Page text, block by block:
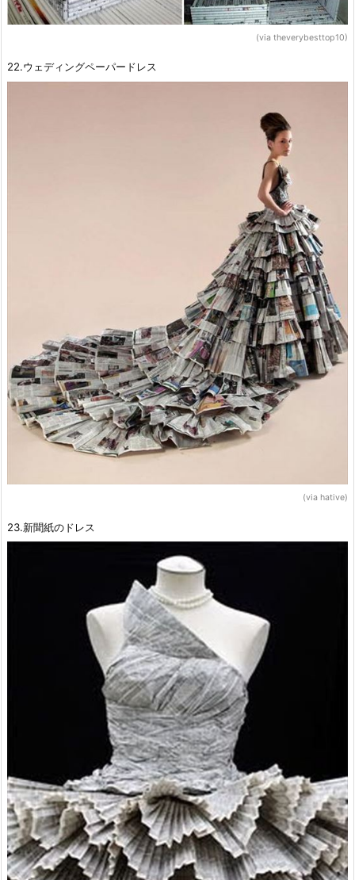
(via theverybesttop10)
22.ウェディングペーパードレス
(via hative)
23.新聞紙のドレス